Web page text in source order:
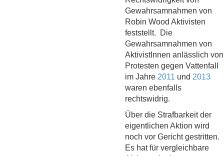
Gewahrsamnahmen von
Robin Wood Aktivisten
feststellt. Die
Gewahrsamnahmen von
AktivistInnen anlässlich von
Protesten gegen Vattenfall
im Jahre 2011 und 2013
waren ebenfalls
rechtswidrig.
Über die Strafbarkeit der
eigentlichen Aktion wird
noch vor Gericht gestritten.
Es hat für vergleichbare